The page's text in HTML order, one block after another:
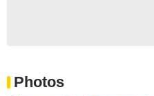
Photos